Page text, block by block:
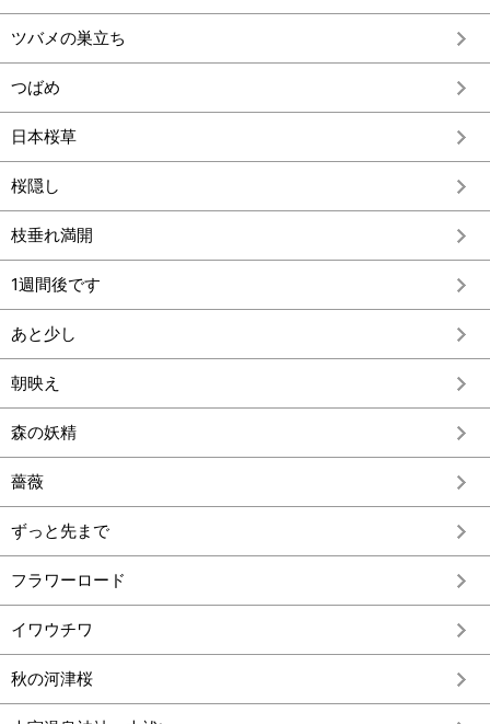
ツバメの巣立ち
つばめ
日本桜草
桜隠し
枝垂れ満開
1週間後です
あと少し
朝映え
森の妖精
薔薇
ずっと先まで
フラワーロード
イワウチワ
秋の河津桜